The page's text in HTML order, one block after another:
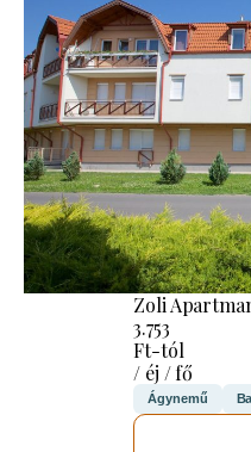
Zoli
3.753
Ft-tól
/ éj / fő
Ágynemű